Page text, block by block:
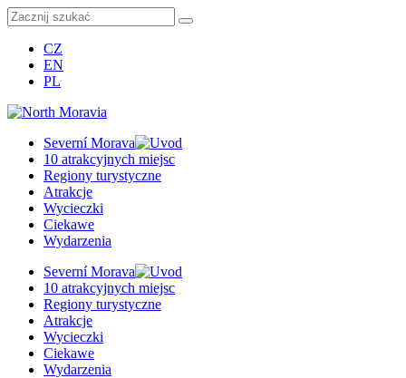
CZ
EN
PL
Severní Morava
10 atrakcyjnych miejsc
Regiony turystyczne
Atrakcje
Wycieczki
Ciekawe
Wydarzenia
Severní Morava
10 atrakcyjnych miejsc
Regiony turystyczne
Atrakcje
Wycieczki
Ciekawe
Wydarzenia